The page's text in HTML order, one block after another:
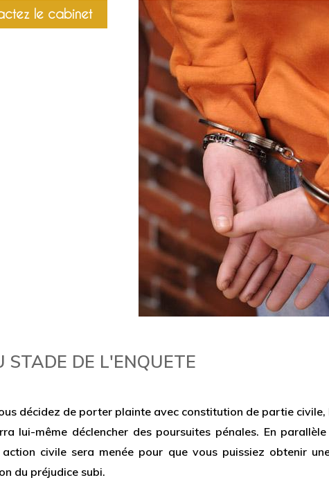
le cabinet
STADE DE L'ENQUETE
décidez de porter plainte avec constitution de partie civile,
lui-même déclencher des poursuites pénales. En
action civile sera menée pour que vous puissiez obtenir
du préjudice subi.